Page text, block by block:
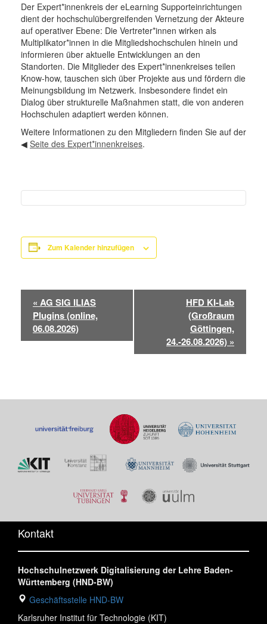
Der Expert*innenkreis der eLearning Supporteinrichtungen
dient der hochschulübergreifenden Vernetzung der Akteure
auf operativer Ebene: Die Vertreter*innen wirken als
Multiplikator*innen in die Mitgliedshochschulen hinein und
informieren über aktuelle Entwicklungen an den
Standorten. Die Mitglieder des Expert*innenkreises teilen
Know-how, tauschen sich über Projekte aus und fördern die
Meinungsbildung im Netzwerk. Insbesondere findet ein
Dialog über strukturelle Maßnahmen statt, die von anderen
Hochschulen adaptiert werden können.
Weitere Informationen zu den Mitgliedern finden Sie auf der
◀ Seite des Expert*innenkreises.
Zum Kalender hinzufügen
Veranstaltung-
Navigation
« AG SIG ILIAS
Plugins (online,
06.08.2026)
HFD KI-Lab
(Großraum
Göttingen,
24.-26.08.2026) »
Kontakt
Hochschulnetzwerk Digitalisierung der Lehre Baden-
Württemberg (HND-BW)
Geschäftsstelle HND-BW
Karlsruher Institut für Technologie (KIT)